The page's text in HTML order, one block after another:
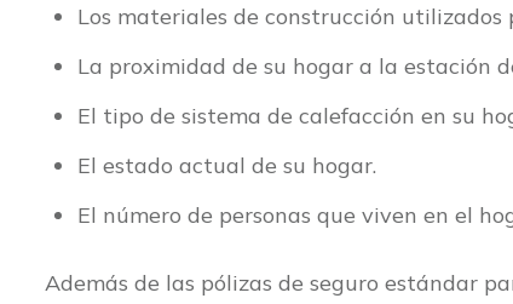
Los materiales de construcción utilizados
La proximidad de su hogar a la estación
El tipo de sistema de calefacción en su
El estado actual de su hogar.
El número de personas que viven en el
Además de las pólizas de seguro estándar